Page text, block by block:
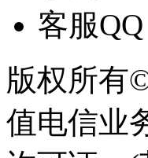
客服
版权所有
值电信业